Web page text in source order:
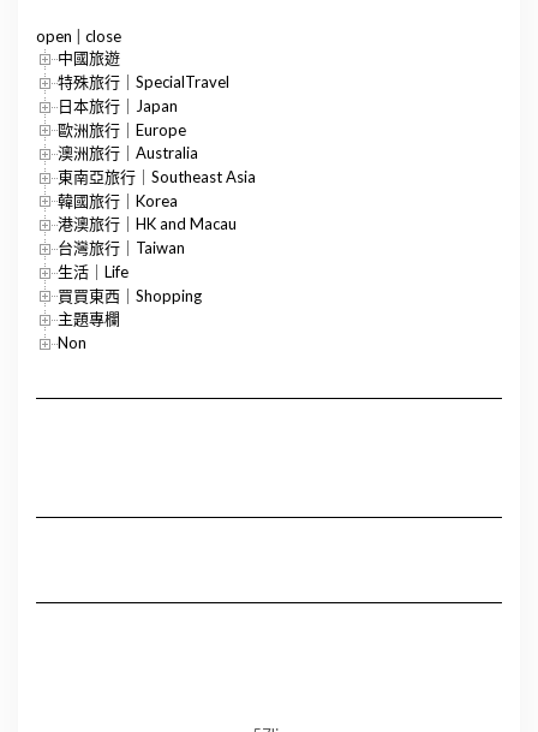
open
close
中國旅遊
特殊旅行｜SpecialTravel
日本旅行｜Japan
歐洲旅行｜Europe
澳洲旅行｜Australia
東南亞旅行｜Southeast Asia
韓國旅行｜Korea
港澳旅行｜HK and Macau
台灣旅行｜Taiwan
生活｜Life
買買東西｜Shopping
主題專欄
Non